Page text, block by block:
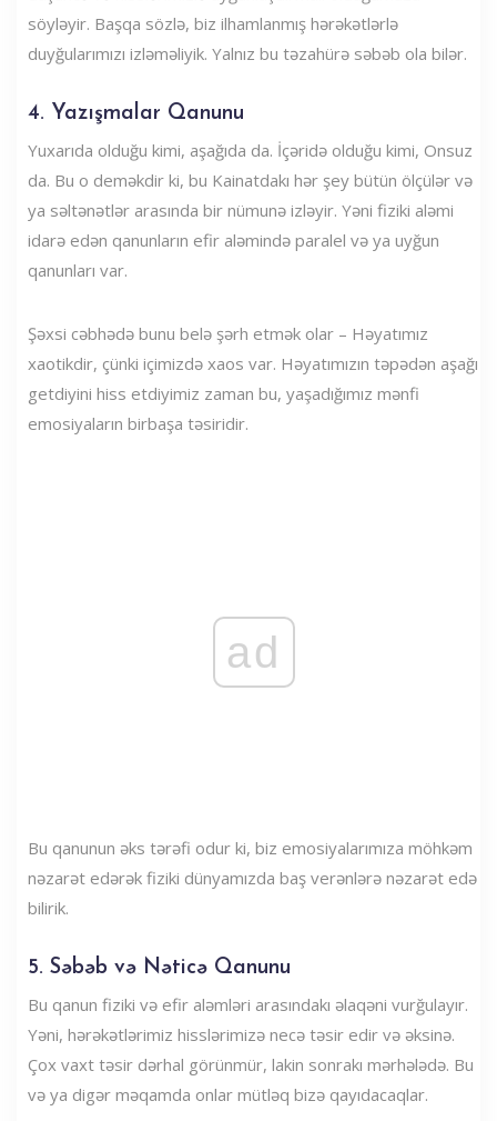
söyləyir. Başqa sözlə, biz ilhamlanmış hərəkətlərlə
duyğularımızı izləməliyik. Yalnız bu təzahürə səbəb ola bilər.
4. Yazışmalar Qanunu
Yuxarıda olduğu kimi, aşağıda da. İçəridə olduğu kimi, Onsuz
da. Bu o deməkdir ki, bu Kainatdakı hər şey bütün ölçülər və
ya səltənətlər arasında bir nümunə izləyir. Yəni fiziki aləmi
idarə edən qanunların efir aləmində paralel və ya uyğun
qanunları var.
Şəxsi cəbhədə bunu belə şərh etmək olar – Həyatımız
xaotikdir, çünki içimizdə xaos var. Həyatımızın təpədən aşağı
getdiyini hiss etdiyimiz zaman bu, yaşadığımız mənfi
emosiyaların birbaşa təsiridir.
ad
Bu qanunun əks tərəfi odur ki, biz emosiyalarımıza möhkəm
nəzarət edərək fiziki dünyamızda baş verənlərə nəzarət edə
bilirik.
5. Səbəb və Nəticə Qanunu
Bu qanun fiziki və efir aləmləri arasındakı əlaqəni vurğulayır.
Yəni, hərəkətlərimiz hisslərimizə necə təsir edir və əksinə.
Çox vaxt təsir dərhal görünmür, lakin sonrakı mərhələdə. Bu
və ya digər məqamda onlar mütləq bizə qayıdacaqlar.